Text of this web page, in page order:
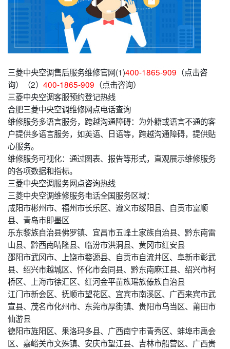
三菱中央空调售后服务维修官网(1)400-1865-909 （点击咨
询）（2） 400-1865-909 （点击咨询）
三菱中央空调客服预约登记热线
合肥三菱中央空调维修网点电话查询
维修服务多语言服务，跨越沟通障碍：为外籍或语言不通的客
户提供多语言服务，如英语、日语等，跨越沟通障碍，提供贴
心服务。
维修服务可视化：通过图表、报告等形式，直观展示维修服务
的各项数据和指标。
三菱中央空调服务网点咨询热线
三菱中央空调维修服务电话全国服务区域：
咸阳市彬州市、福州市长乐区、遵义市绥阳县、自贡市富顺
县、青岛市即墨区
乐东黎族自治县佛罗镇、宜昌市五峰土家族自治县、黔东南雷
山县、黔西南晴隆县、临汾市洪洞县、黄冈市红安县
邵阳市武冈市、上饶市婺源县、自贡市自流井区、阜新市彰武
县、绍兴市越城区、怀化市会同县、黔东南麻江县、绍兴市柯
桥区、上海市徐汇区、红河金平苗族瑶族傣族自治县
江门市新会区、抚顺市望花区、宜宾市南溪区、广西来宾市武
宣县、茂名市化州市、东莞市厚街镇、贵阳市乌当区、莆田市
仙游县
德阳市旌阳区、果洛玛多县、广西南宁市青秀区、蚌埠市禹会
区、嘉峪关市文殊镇、安庆市望江县、吉林市船营区、广西贵